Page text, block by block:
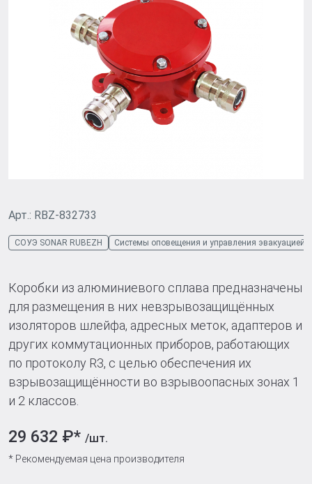
Арт.: RBZ-832733
СОУЭ SONAR RUBEZH Системы оповещения и управления эвакуацией
Коробки из алюминиевого сплава предназначены
для размещения в них невзрывозащищённых
изоляторов шлейфа, адресных меток, адаптеров и
других коммутационных приборов, работающих
по протоколу R3, с целью обеспечения их
взрывозащищённости во взрывоопасных зонах 1
и 2 классов.
29 632 ₽* /шт.
* Рекомендуемая цена производителя